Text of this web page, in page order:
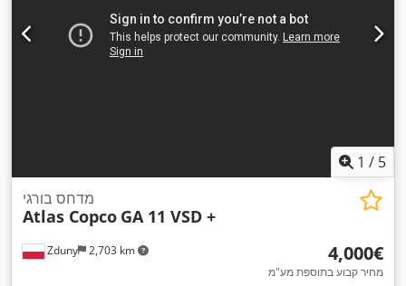
1 / 5
Zduny 2,703 km
מדחס בורגי
Atlas Copco GA 11 VSD +
‏4,000 ‏€
מחיר קבוע בתוספת מע"מ